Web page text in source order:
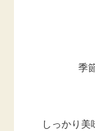
季
しっかり